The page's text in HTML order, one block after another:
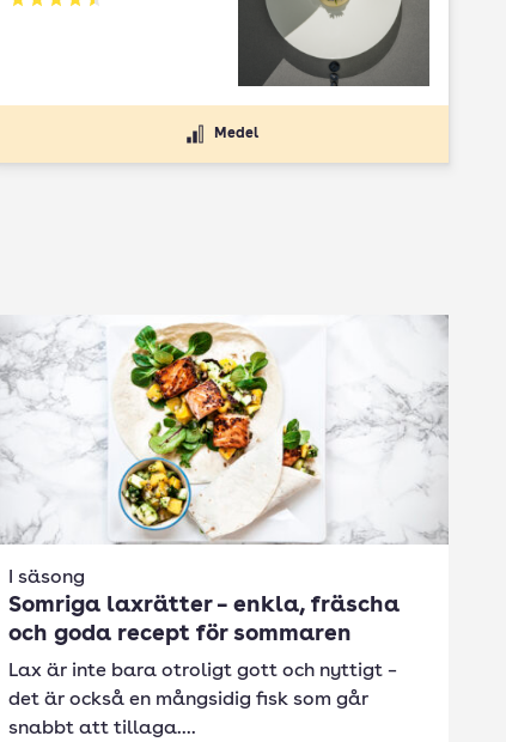
Betyg: 4.5 av 5
Medel
I säsong
Somriga laxrätter – enkla, fräscha
och goda recept för sommaren
Lax är inte bara otroligt gott och nyttigt –
det är också en mångsidig fisk som går
snabbt att tillaga....